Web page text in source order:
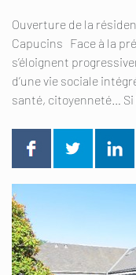
Ouverture de la
Capucins Face à la
s’éloignent
d’une vie sociale
santé, citoyenneté… Si